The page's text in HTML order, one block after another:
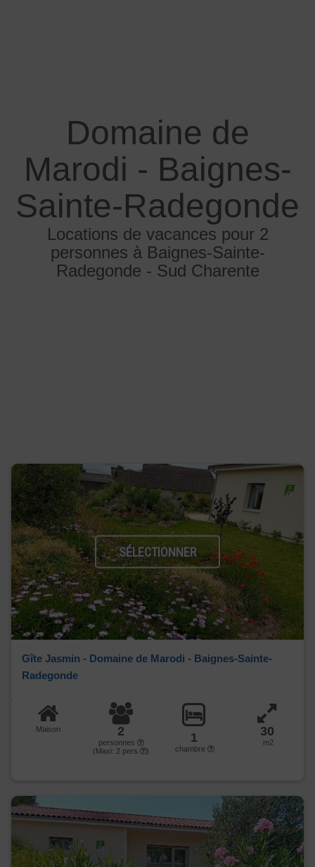
Domaine de
Marodi - Baignes-
Sainte-Radegonde
Locations de vacances pour 2
personnes à Baignes-Sainte-
Radegonde - Sud Charente
SÉLECTIONNER
Gîte Jasmin - Domaine de Marodi - Baignes-Sainte-
Radegonde
Maison 2
personnes
(Maxi: 2 pers. )
1
chambre
30
m2